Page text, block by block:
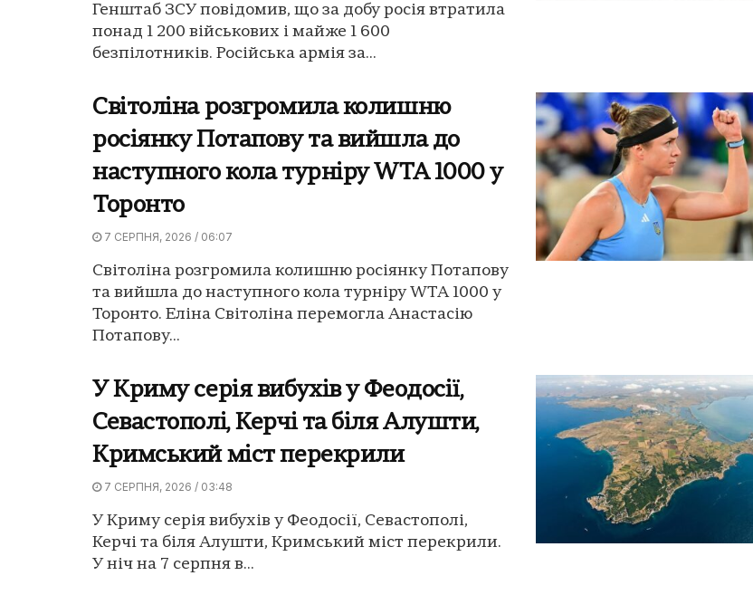
Генштаб ЗСУ повідомив, що за добу росія втратила
понад 1 200 військових і майже 1 600
безпілотників. Російська армія за...
Світоліна розгромила колишню
росіянку Потапову та вийшла до
наступного кола турніру WTA 1000 у
Торонто
7 СЕРПНЯ, 2026 / 06:07
Світоліна розгромила колишню росіянку Потапову
та вийшла до наступного кола турніру WTA 1000 у
Торонто. Еліна Світоліна перемогла Анастасію
Потапову...
У Криму серія вибухів у Феодосії,
Севастополі, Керчі та біля Алушти,
Кримський міст перекрили
7 СЕРПНЯ, 2026 / 03:48
У Криму серія вибухів у Феодосії, Севастополі,
Керчі та біля Алушти, Кримський міст перекрили.
У ніч на 7 серпня в...